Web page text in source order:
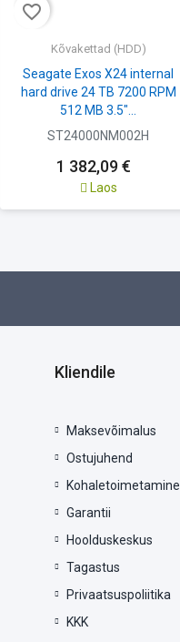
favorite_border
Kõvakettad (HDD)
Seagate Exos X24 internal
hard drive 24 TB 7200 RPM
512 MB 3.5"...
ST24000NM002H
1 382,09 €
Laos
Kliendile
Maksevõimalus
Ostujuhend
Kohaletoimetamine
Garantii
Hoolduskeskus
Tagastus
Privaatsuspoliitika
KKK